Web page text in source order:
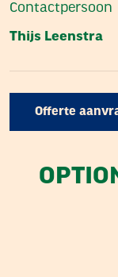
Contactpersoon
Thijs Leenstra
Offerte